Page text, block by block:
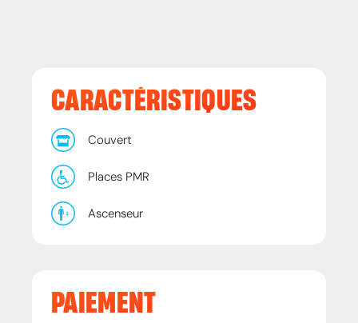
CARACTÉRISTIQUES
Couvert
Places PMR
Ascenseur
PAIEMENT